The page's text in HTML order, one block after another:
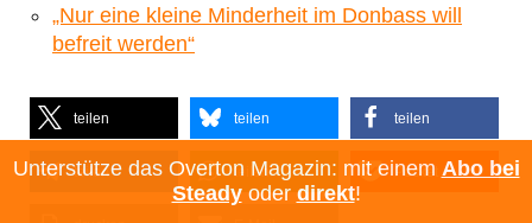
„Nur eine kleine Minderheit im Donbass will
befreit werden“
teilen teilen teilen
teilen teilen Pocket
Unterstütze das Overton Magazin: mit einem Abo bei
Steadyoder direkt!